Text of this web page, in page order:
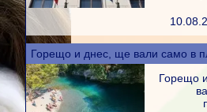
Горещо и днес, ще вали само в
Горещо